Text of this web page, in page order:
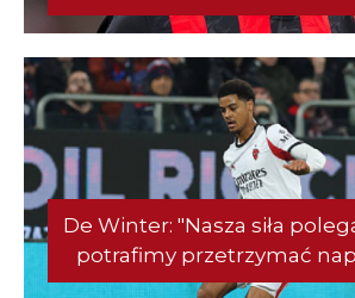
De Winter: "Nasza siła
potrafimy przetrzymać